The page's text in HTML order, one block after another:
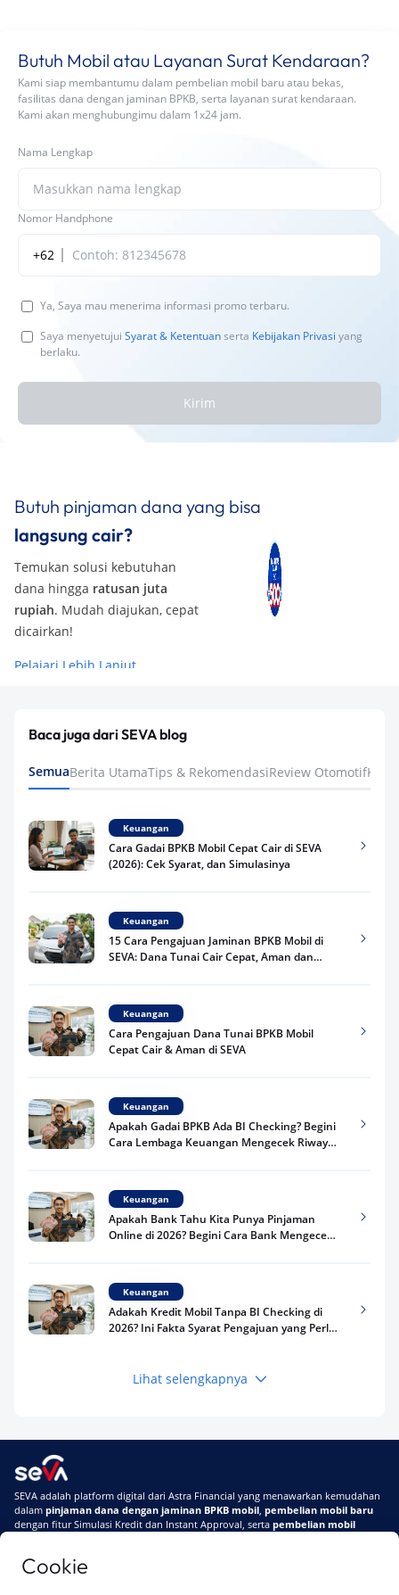
Cookie
Butuh Mobil atau Layanan Surat Kendaraan?
Kami siap membantumu dalam pembelian mobil baru atau bekas,
fasilitas dana dengan jaminan BPKB, serta layanan surat kendaraan.
Kami akan menghubungimu dalam 1x24 jam.
Nama Lengkap
Nomor Handphone
+62
Ya, Saya mau menerima informasi promo terbaru.
Saya menyetujui Syarat & Ketentuanserta Kebijakan Privasi yang
berlaku.
Kirim
Butuh pinjaman dana yang bisa
langsung cair?
Temukan solusi kebutuhan
dana hingga ratusan juta
rupiah. Mudah diajukan, cepat
dicairkan!
Pelajari Lebih Lanjut
Baca juga dari SEVA blog
SemuaBerita UtamaTips & RekomendasiReview Otomotif
Keuangan
Cara Gadai BPKB Mobil Cepat Cair di SEVA
(2026): Cek Syarat, dan Simulasinya
Keuangan
15 Cara Pengajuan Jaminan BPKB Mobil di
SEVA: Dana Tunai Cair Cepat, Aman dan
Keuangan
Cara Pengajuan Dana Tunai BPKB Mobil
Cepat Cair & Aman di SEVA
Keuangan
Apakah Gadai BPKB Ada BI Checking? Begini
Cara Lembaga Keuangan Mengecek Riwayat
Keuangan
Apakah Bank Tahu Kita Punya Pinjaman
Online di 2026? Begini Cara Bank Mengecek
Keuangan
Adakah Kredit Mobil Tanpa BI Checking di
2026? Ini Fakta Syarat Pengajuan yang Perlu
Keuangan
Terpercaya
Telat Bayar Pinjol 2 Hari, Apakah Langsung
Masuk BI Checking? Simak Peraturan
Terbarunya di 2026
Lihat selengkapnya
SEVA adalah platform digital dari Astra Financial yang menawarkan kemudahan
dalam pinjaman dana dengan jaminan BPKB mobil pembelian mobil baru
dengan fitur Simulasi Kredit dan Instant Approval, serta pembelian mobil
Di SEVA #UrusanMobilSegampangItu